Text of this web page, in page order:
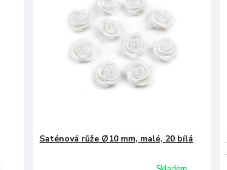
Saténová růže Ø10 mm, malé, 20 bílá